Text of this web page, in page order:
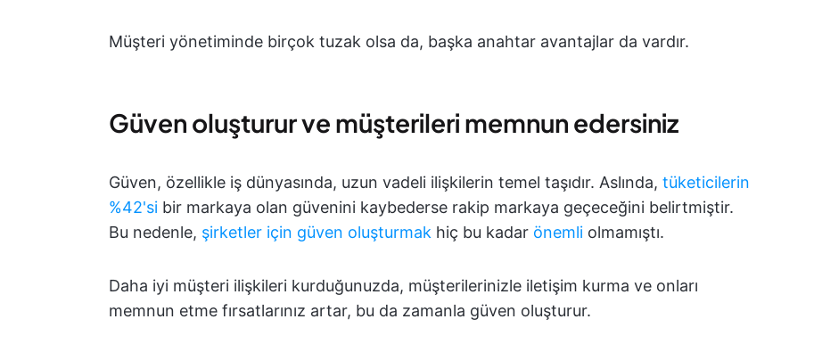
Müşteri yönetiminde birçok tuzak olsa da, başka anahtar avantajlar da vardır.
Güven oluşturur ve müşterileri memnun edersiniz
Güven, özellikle iş dünyasında, uzun vadeli ilişkilerin temel taşıdır. Aslında, tüketicilerin
%42'si bir markaya olan güvenini kaybederse rakip markaya geçeceğini belirtmiştir.
Bu nedenle, şirketler için güven oluşturmak hiç bu kadar önemli olmamıştı.
Daha iyi müşteri ilişkileri kurduğunuzda, müşterilerinizle iletişim kurma ve onları
memnun etme fırsatlarınız artar, bu da zamanla güven oluşturur.